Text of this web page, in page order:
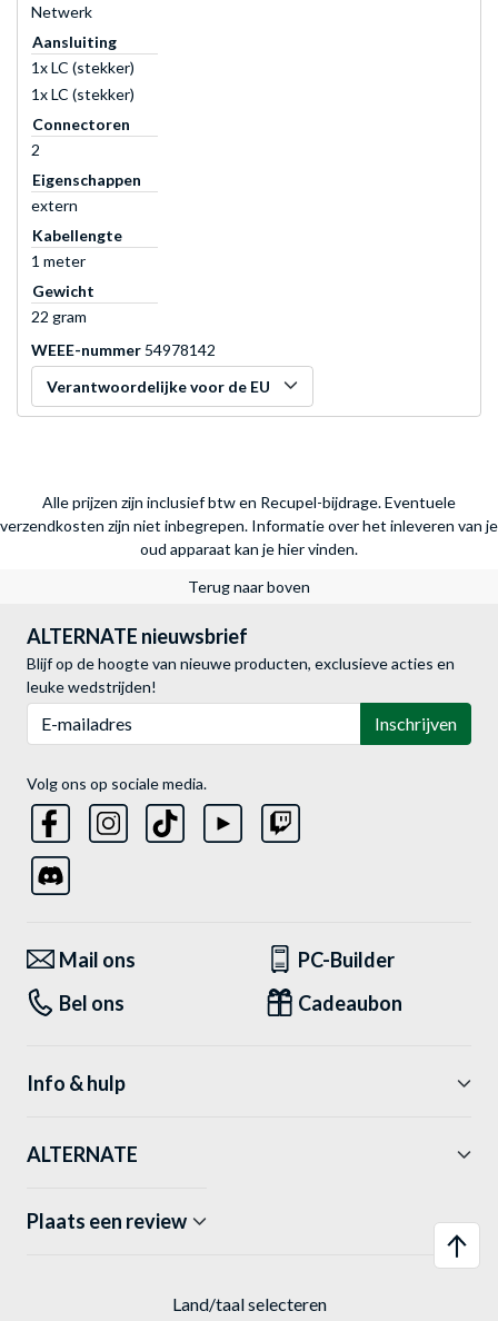
Netwerk
Aansluiting
1x LC (stekker)
1x LC (stekker)
Connectoren
2
Eigenschappen
extern
Kabellengte
1 meter
Gewicht
22 gram
WEEE-nummer 54978142
Verantwoordelijke voor de EU
Alle prijzen zijn inclusief btw en Recupel-bijdrage. Eventuele
verzendkosten zijn niet inbegrepen. Informatie over het inleveren van je
oud apparaat kan je hier vinden.
Terug naar boven
ALTERNATE nieuwsbrief
Blijf op de hoogte van nieuwe producten, exclusieve acties en
leuke wedstrijden!
Inschrijven
Volg ons op sociale media.
Mail ons
PC-Builder
Bel ons
Cadeaubon
Info & hulp
ALTERNATE
Plaats een review
Land/taal selecteren